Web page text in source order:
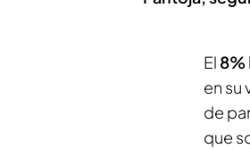
El 8%
en su
de
que